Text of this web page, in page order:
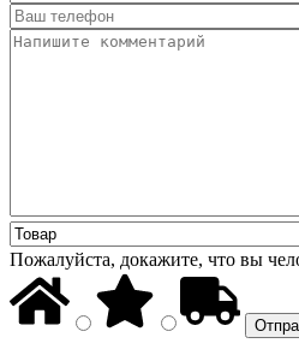
Пожалуйста, докажите, что вы